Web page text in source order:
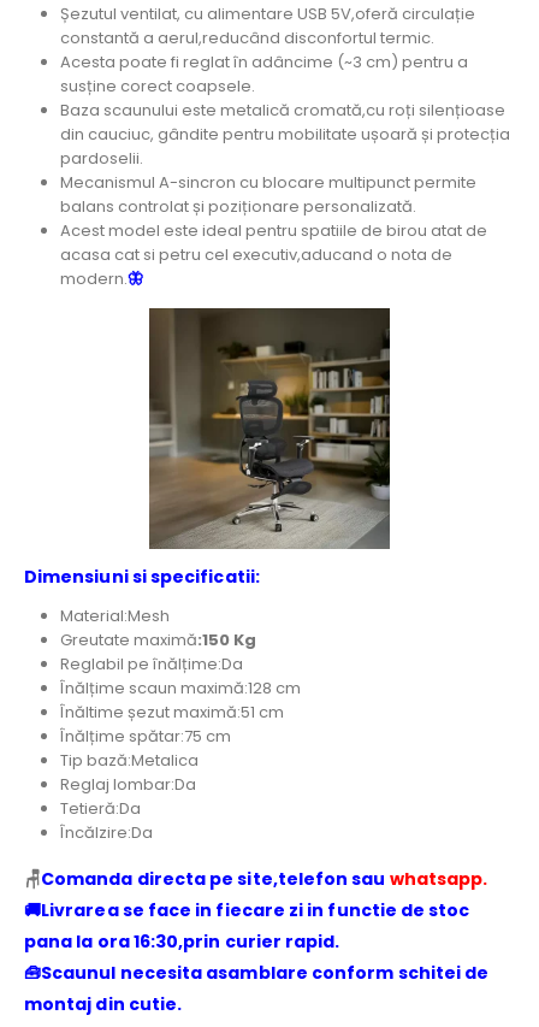
Șezutul ventilat, cu alimentare USB 5V,oferă circulație
constantă a aerul,reducând disconfortul termic.
Acesta poate fi reglat în adâncime (~3 cm) pentru a
susține corect coapsele.
Baza scaunului este metalică cromată,cu roți silențioase
din cauciuc, gândite pentru mobilitate ușoară și protecția
pardoselii.
Mecanismul A-sincron cu blocare multipunct permite
balans controlat și poziționare personalizată.
Acest model este ideal pentru spatiile de birou atat de
acasa cat si petru cel executiv,aducand o nota de
modern.🦋
Dimensiuni si specificatii:
Material:Mesh
Greutate maximă:150 Kg
Reglabil pe înălțime:Da
Înălțime scaun maximă:128 cm
Înăltime șezut maximă:51 cm
Înălțime spătar:75 cm
Tip bază:Metalica
Reglaj lombar:Da
Tetieră:Da
Încălzire:Da
🪑Comanda directa pe site,telefon sau whatsapp.
🚚Livrarea se face in fiecare zi in functie de stoc
pana la ora 16:30,prin curier rapid.
🧰Scaunul necesita asamblare conform schitei de
montaj din cutie.